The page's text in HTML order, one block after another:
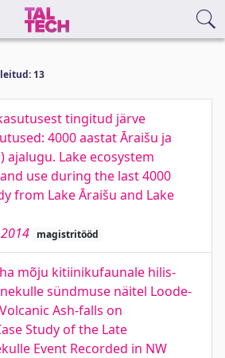
13
tingitud järve
4000 aastat Āraišu ja
ajalugu. Lake ecosystem
use during the last 4000
from Lake Āraišu and Lake
magistritööd
mõju kitiinikufaunale hilis-
sündmuse näitel Loode-
Ash-falls on
Study of the Late
Event Recorded in NW